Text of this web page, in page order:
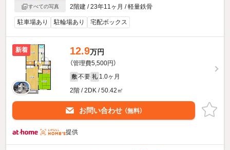
すべての写真
2階建 / 23年11ヶ月 / 軽量鉄骨
駐車場あり 駐輪場あり 宅配ボックス
新着 12.9万円
（管理費5,500円）
敷 不要 礼 1.0ヶ月
2階 / 2DK / 50.42㎡
お問い合わせ （無料）
提供